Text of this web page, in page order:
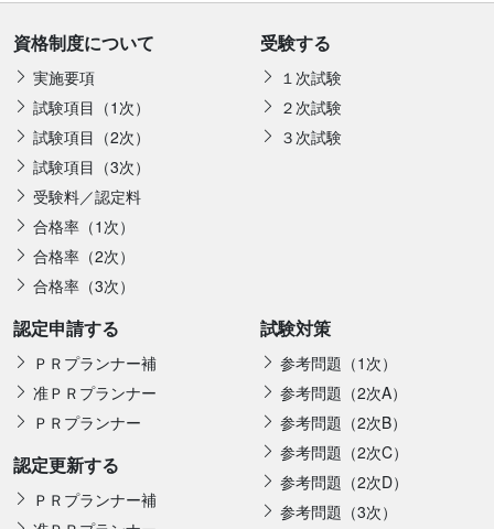
資格制度について
実施要項
試験項目（1次）
試験項目（2次）
試験項目（3次）
受験料／認定料
合格率（1次）
合格率（2次）
合格率（3次）
受験する
１次試験
２次試験
３次試験
認定申請する
ＰＲプランナー補
准ＰＲプランナー
ＰＲプランナー
認定更新する
ＰＲプランナー補
試験対策
参考問題（1次）
参考問題（2次A）
参考問題（2次B）
参考問題（2次C）
参考問題（2次D）
参考問題（3次）